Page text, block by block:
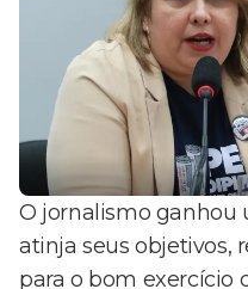
O jornalismo ganhou
atinja seus objetivos,
para o bom exercício